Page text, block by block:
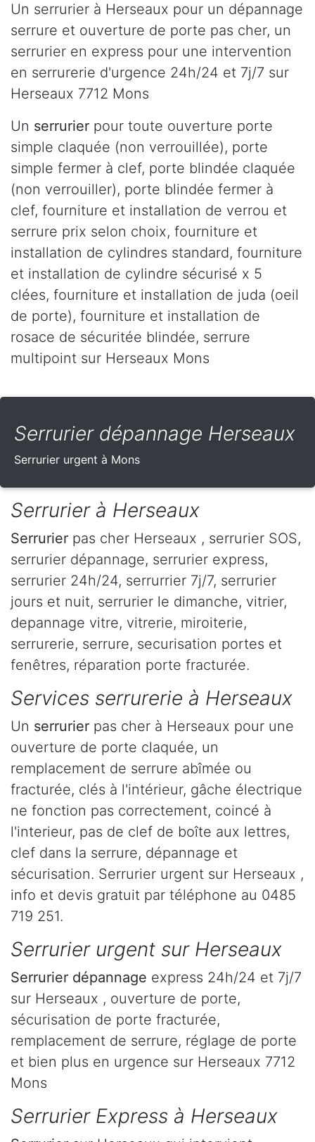
Un serrurier à Herseaux pour un dépannage
serrure et ouverture de porte pas cher, un
serrurier en express pour une intervention
en serrurerie d'urgence 24h/24 et 7j/7 sur
Herseaux 7712 Mons
Un serrurier pour toute ouverture porte
simple claquée (non verrouillée), porte
simple fermer à clef, porte blindée claquée
(non verrouiller), porte blindée fermer à
clef, fourniture et installation de verrou et
serrure prix selon choix, fourniture et
installation de cylindres standard, fourniture
et installation de cylindre sécurisé x 5
clées, fourniture et installation de juda (oeil
de porte), fourniture et installation de
rosace de sécuritée blindée, serrure
multipoint sur Herseaux Mons
Serrurier dépannage Herseaux
Serrurier urgent à Mons
Serrurier à Herseaux
Serrurier pas cher Herseaux , serrurier SOS,
serrurier dépannage, serrurier express,
serrurier 24h/24, serrurrier 7j/7, serrurier
jours et nuit, serrurier le dimanche, vitrier,
depannage vitre, vitrerie, miroiterie,
serrurerie, serrure, securisation portes et
fenêtres, réparation porte fracturée.
Services serrurerie à Herseaux
Un serrurier pas cher à Herseaux pour une
ouverture de porte claquée, un
remplacement de serrure abîmée ou
fracturée, clés à l'intérieur, gâche électrique
ne fonction pas correctement, coincé à
l'interieur, pas de clef de boîte aux lettres,
clef dans la serrure, dépannage et
sécurisation. Serrurier urgent sur Herseaux ,
info et devis gratuit par téléphone au 0485
719 251.
Serrurier urgent sur Herseaux
Serrurier dépannage express 24h/24 et 7j/7
sur Herseaux , ouverture de porte,
sécurisation de porte fracturée,
remplacement de serrure, réglage de porte
et bien plus en urgence sur Herseaux 7712
Mons
Serrurier Express à Herseaux